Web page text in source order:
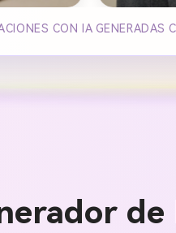
CON IA